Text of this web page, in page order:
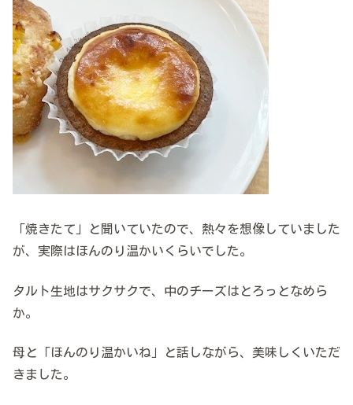
「焼きたて」と聞いていたので、熱々を想像していました
が、実際はほんのり温かいくらいでした。
タルト生地はサクサクで、中のチーズはとろっとなめら
か。
母と「ほんのり温かいね」と話しながら、美味しくいただ
きました。